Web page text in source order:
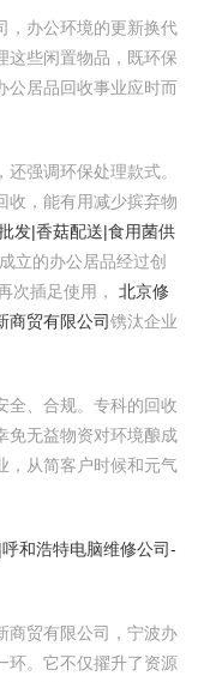
，办公环境的更新换代
这些闲置物品，既环保
公居品回收事业应时而
强调环保处理款式。
收，能有用减少摈弃物
发|香菇配送|食用菌供
立的办公居品经过创
次插足使用， 北京修
商贸有限公司镌汰企业
全、合规。专科的回收
免无益物资对环境酿成
，从简客户时候和元气
和浩特电脑维修公司-
商贸有限公司，宁波办
环。它不仅擢升了资源